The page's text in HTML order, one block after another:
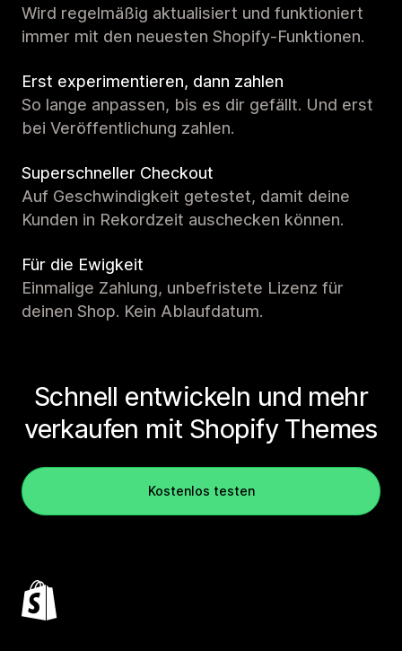
Wird regelmäßig aktualisiert und funktioniert
immer mit den neuesten Shopify-Funktionen.
Erst experimentieren, dann zahlen
So lange anpassen, bis es dir gefällt. Und erst
bei Veröffentlichung zahlen.
Superschneller Checkout
Auf Geschwindigkeit getestet, damit deine
Kunden in Rekordzeit auschecken können.
Für die Ewigkeit
Einmalige Zahlung, unbefristete Lizenz für
deinen Shop. Kein Ablaufdatum.
Schnell entwickeln und mehr
verkaufen mit Shopify Themes
Kostenlos testen